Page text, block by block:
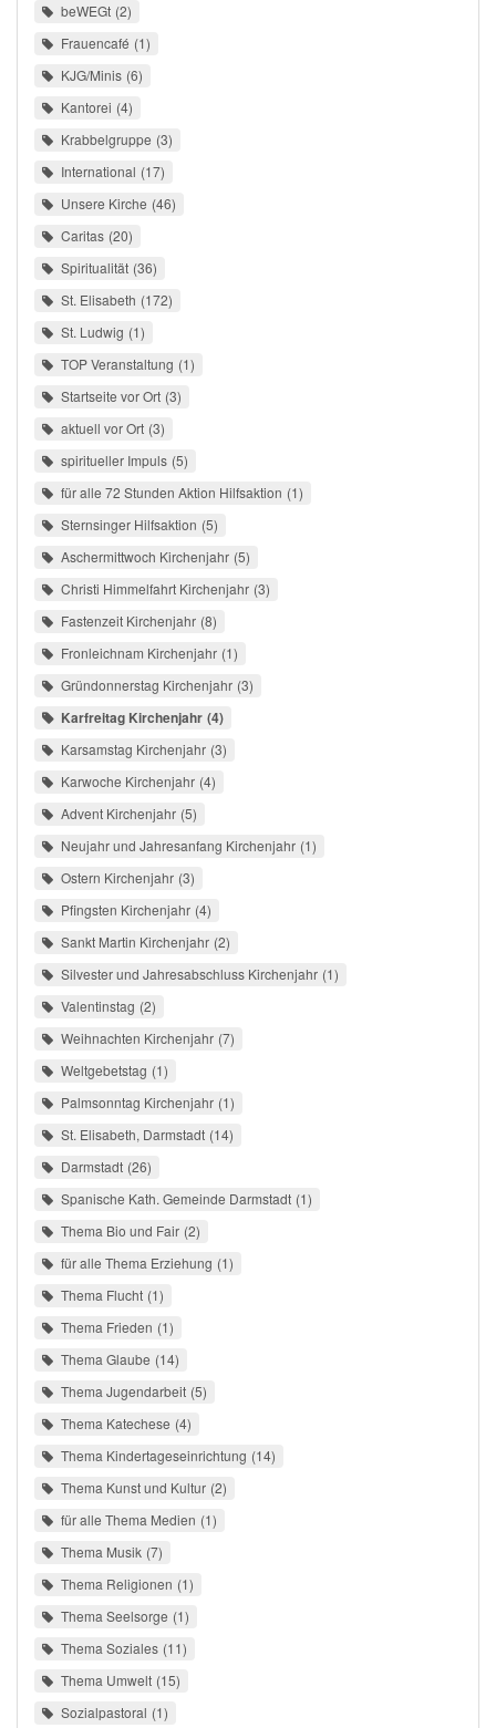
beWEGt 2
Frauencafé 1
KJG/Minis 6
Kantorei 4
Krabbelgruppe 3
International 17
Unsere Kirche 46
Caritas 20
Spiritualität 36
St. Elisabeth 172
St. Ludwig 1
TOP Veranstaltung 1
Startseite vor Ort 3
aktuell vor Ort 3
spiritueller Impuls 5
für alle 72 Stunden Aktion Hilfsaktion 1
Sternsinger Hilfsaktion 5
Aschermittwoch Kirchenjahr 5
Christi Himmelfahrt Kirchenjahr 3
Fastenzeit Kirchenjahr 8
Fronleichnam Kirchenjahr 1
Gründonnerstag Kirchenjahr 3
Karfreitag Kirchenjahr 4
Karsamstag Kirchenjahr 3
Karwoche Kirchenjahr 4
Advent Kirchenjahr 5
Neujahr und Jahresanfang Kirchenjahr 1
Ostern Kirchenjahr 3
Pfingsten Kirchenjahr 4
Sankt Martin Kirchenjahr 2
Silvester und Jahresabschluss Kirchenjahr 1
Valentinstag 2
Weihnachten Kirchenjahr 7
Weltgebetstag 1
Palmsonntag Kirchenjahr 1
St. Elisabeth, Darmstadt 14
Darmstadt 26
Spanische Kath. Gemeinde Darmstadt 1
Thema Bio und Fair 2
für alle Thema Erziehung 1
Thema Flucht 1
Thema Frieden 1
Thema Glaube 14
Thema Jugendarbeit 5
Thema Katechese 4
Thema Kindertageseinrichtung 14
Thema Kunst und Kultur 2
für alle Thema Medien 1
Thema Musik 7
Thema Religionen 1
Thema Seelsorge 1
Thema Soziales 11
Thema Umwelt 15
Sozialpastoral 1